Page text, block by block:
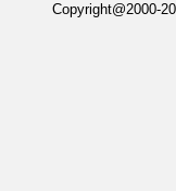
Copyright@2000-